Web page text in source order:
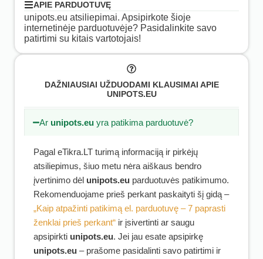
APIE PARDUOTUVĘ
unipots.eu atsiliepimai. Apsipirkote šioje
internetinėje parduotuvėje? Pasidalinkite savo
patirtimi su kitais vartotojais!
DAŽNIAUSIAI UŽDUODAMI KLAUSIMAI APIE
UNIPOTS.EU
Ar unipots.eu yra patikima parduotuvė?
Pagal eTikra.LT turimą informaciją ir pirkėjų
atsiliepimus, šiuo metu nėra aiškaus bendro
įvertinimo dėl unipots.eu parduotuvės patikimumo.
Rekomenduojame prieš perkant paskaityti šį gidą –
„Kaip atpažinti patikimą el. parduotuvę – 7 paprasti
ženklai prieš perkant“ ir įsivertinti ar saugu
apsipirkti unipots.eu. Jei jau esate apsipirkę
unipots.eu – prašome pasidalinti savo patirtimi ir